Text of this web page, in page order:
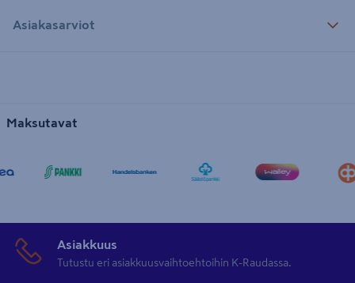
Asiakasarviot
Maksutavat
Asiakkuus
Tutustu eri asiakkuusvaihtoehtoihin K-Raudassa.